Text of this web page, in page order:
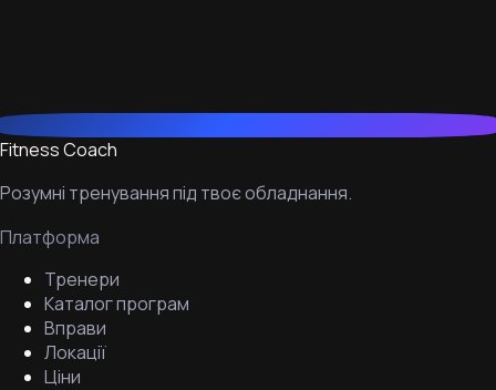
Fitness Coach
Розумні тренування під твоє обладнання.
Платформа
Тренери
Каталог програм
Вправи
Локації
Ціни